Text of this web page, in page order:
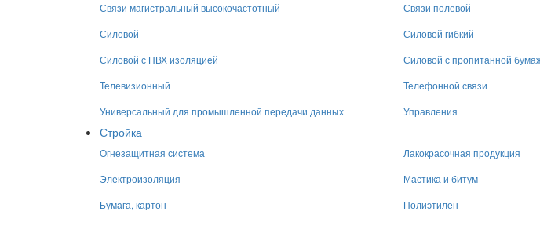
Связи магистральный высокочастотный
Связи полевой
Силовой
Силовой гибкий
Силовой с ПВХ изоляцией
Силовой с пропитанной
Телевизионный
Телефонной связи
Универсальный для промышленной передачи данных
Управления
Стройка
Огнезащитная система Лакокрасочная продукция
Электроизоляция
Мастика и битум
Бумага, картон
Полиэтилен